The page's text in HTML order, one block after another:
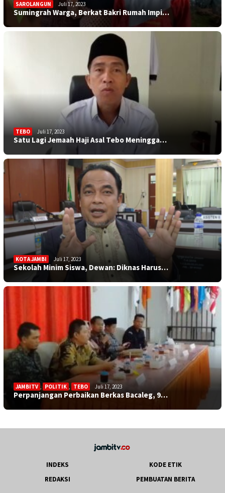
SAROLANGUN Juli 17, 2023
Sumingrah Warga, Berkat Bakri Rumah Impi…
TEBO Juli 17, 2023
Satu Lagi Jemaah Haji Asal Tebo Meningga…
KOTA JAMBI Juli 17, 2023
Sekolah Minim Siswa, Dewan: Diknas Harus…
JAMBITV , POLITIK , TEBO Juli 17, 2023
Perpanjangan Perbaikan Berkas Bacaleg, 9…
INDEKS
KODE ETIK
REDAKSI
PEMBUATAN BERITA